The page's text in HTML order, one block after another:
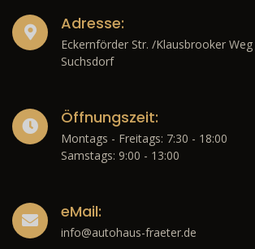
Adresse:
Eckernförder Str. /Klausbrooker
Suchsdorf
Öffnungszeit:
Montags - Freitags: 7:30 - 18:00
Samstags: 9:00 - 13:00
eMail:
info@autohaus-fraeter.de